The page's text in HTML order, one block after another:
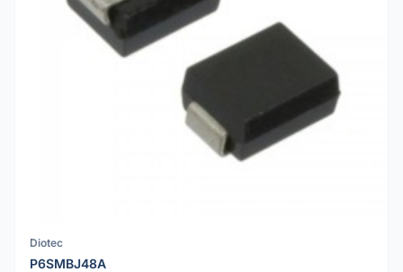
Diotec
P6SMBJ48A